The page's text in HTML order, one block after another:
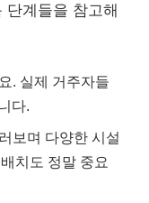
계들을 참고해
. 실제 거주자들
다.
보며 다양한 시설
치도 정말 중요